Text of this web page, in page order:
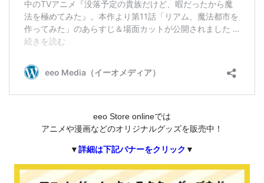
eeo Store onlineでは
アニメや漫画などのオリジナルグッズを販売中！
▼詳細は下記バナーをクリック ▼